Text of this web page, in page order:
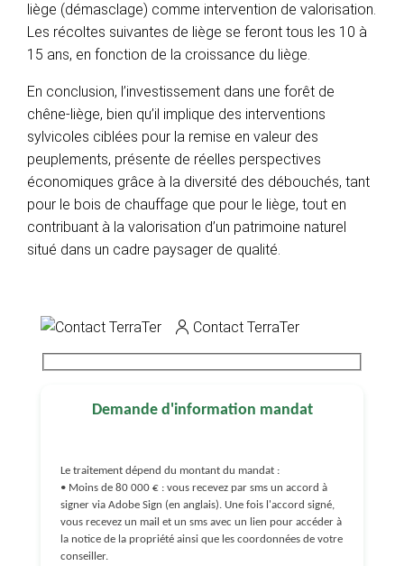
liège (démasclage) comme intervention de valorisation.
Les récoltes suivantes de liège se feront tous les 10 à
15 ans, en fonction de la croissance du liège.
En conclusion, l’investissement dans une forêt de
chêne-liège, bien qu’il implique des interventions
sylvicoles ciblées pour la remise en valeur des
peuplements, présente de réelles perspectives
économiques grâce à la diversité des débouchés, tant
pour le bois de chauffage que pour le liège, tout en
contribuant à la valorisation d’un patrimoine naturel
situé dans un cadre paysager de qualité.
Contact TerraTer
Demande d'information mandat
Le traitement dépend du montant du mandat :
• Moins de 80 000 € : vous recevez par sms un accord à
signer via Adobe Sign (en anglais). Une fois l'accord signé,
vous recevez un mail et un sms avec un lien pour accéder à
la notice de la propriété ainsi que les coordonnées de votre
conseiller.